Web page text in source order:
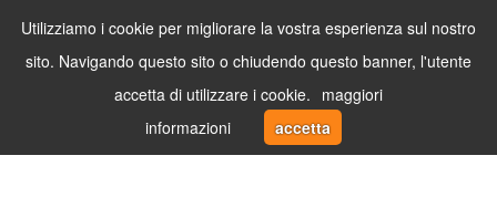
Utilizziamo i cookie per migliorare la vostra esperienza sul nostro
sito. Navigando questo sito o chiudendo questo banner, l'utente
accetta di utilizzare i cookie. maggiori
informazioni
accetta